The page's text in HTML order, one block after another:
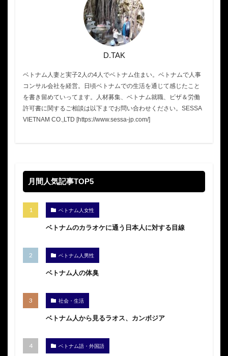
D.TAK
ベトナム人妻と実子2人の4人でベトナム住まい。ベトナムで人事
コンサル会社を経営。日頃ベトナムでの生活を通じて感じたこと
を書き留めていってます。人材募集、ベトナム就職、ビザ＆労働
許可書に関するご相談は以下までお問い合わせください。SESSA
VIETNAM CO.,LTD [https://www.sessa-jp.com/]
月間人気記事TOP5
ベトナム人女性
ベトナムのカラオケに通う日本人に対する目線
ベトナム人男性
ベトナム人の体臭
社会・生活
ベトナム人から見るラオス、カンボジア
ベトナム語・外国語